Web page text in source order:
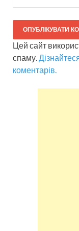
Цей сайт
спаму.
коментарів.